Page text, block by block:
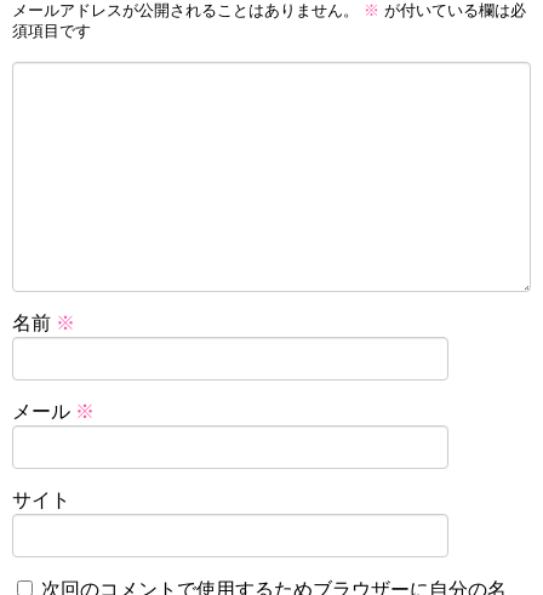
メールアドレスが公開されることはありません。 ※ が付いている欄は必
須項目です
名前 ※
メール ※
サイト
次回のコメントで使用するためブラウザーに自分の名